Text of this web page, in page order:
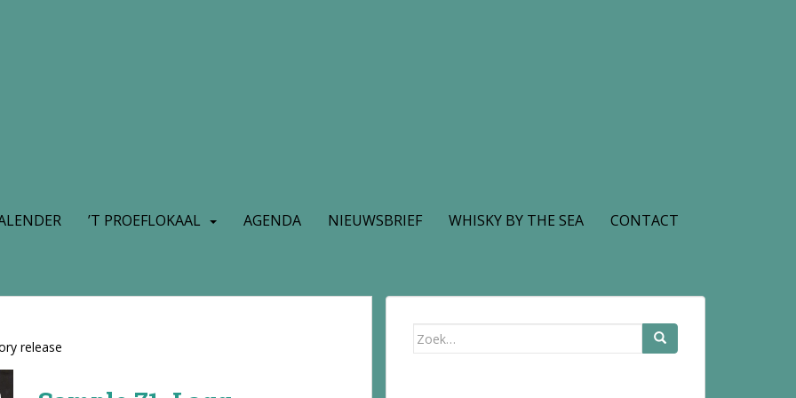
’T PROEFLOKAAL AGENDA NIEUWSBRIEF WHISKY BY THE SEA CONTACT
release
Zoek